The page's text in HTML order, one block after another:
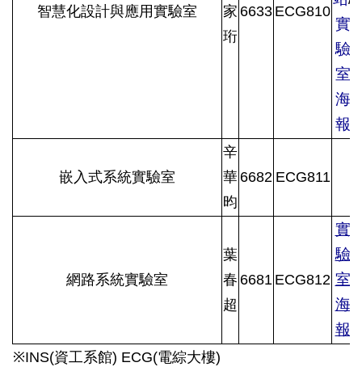
智慧化設計與應用實驗室
家
珩
6633 ECG810
實
驗
室
海
報
嵌入式系統實驗室
辛
華
昀
6682 ECG811
網路系統實驗室
葉
春
超
6681 ECG812
實
驗
室
海
報
※INS(資工系館) ECG(電綜大樓)